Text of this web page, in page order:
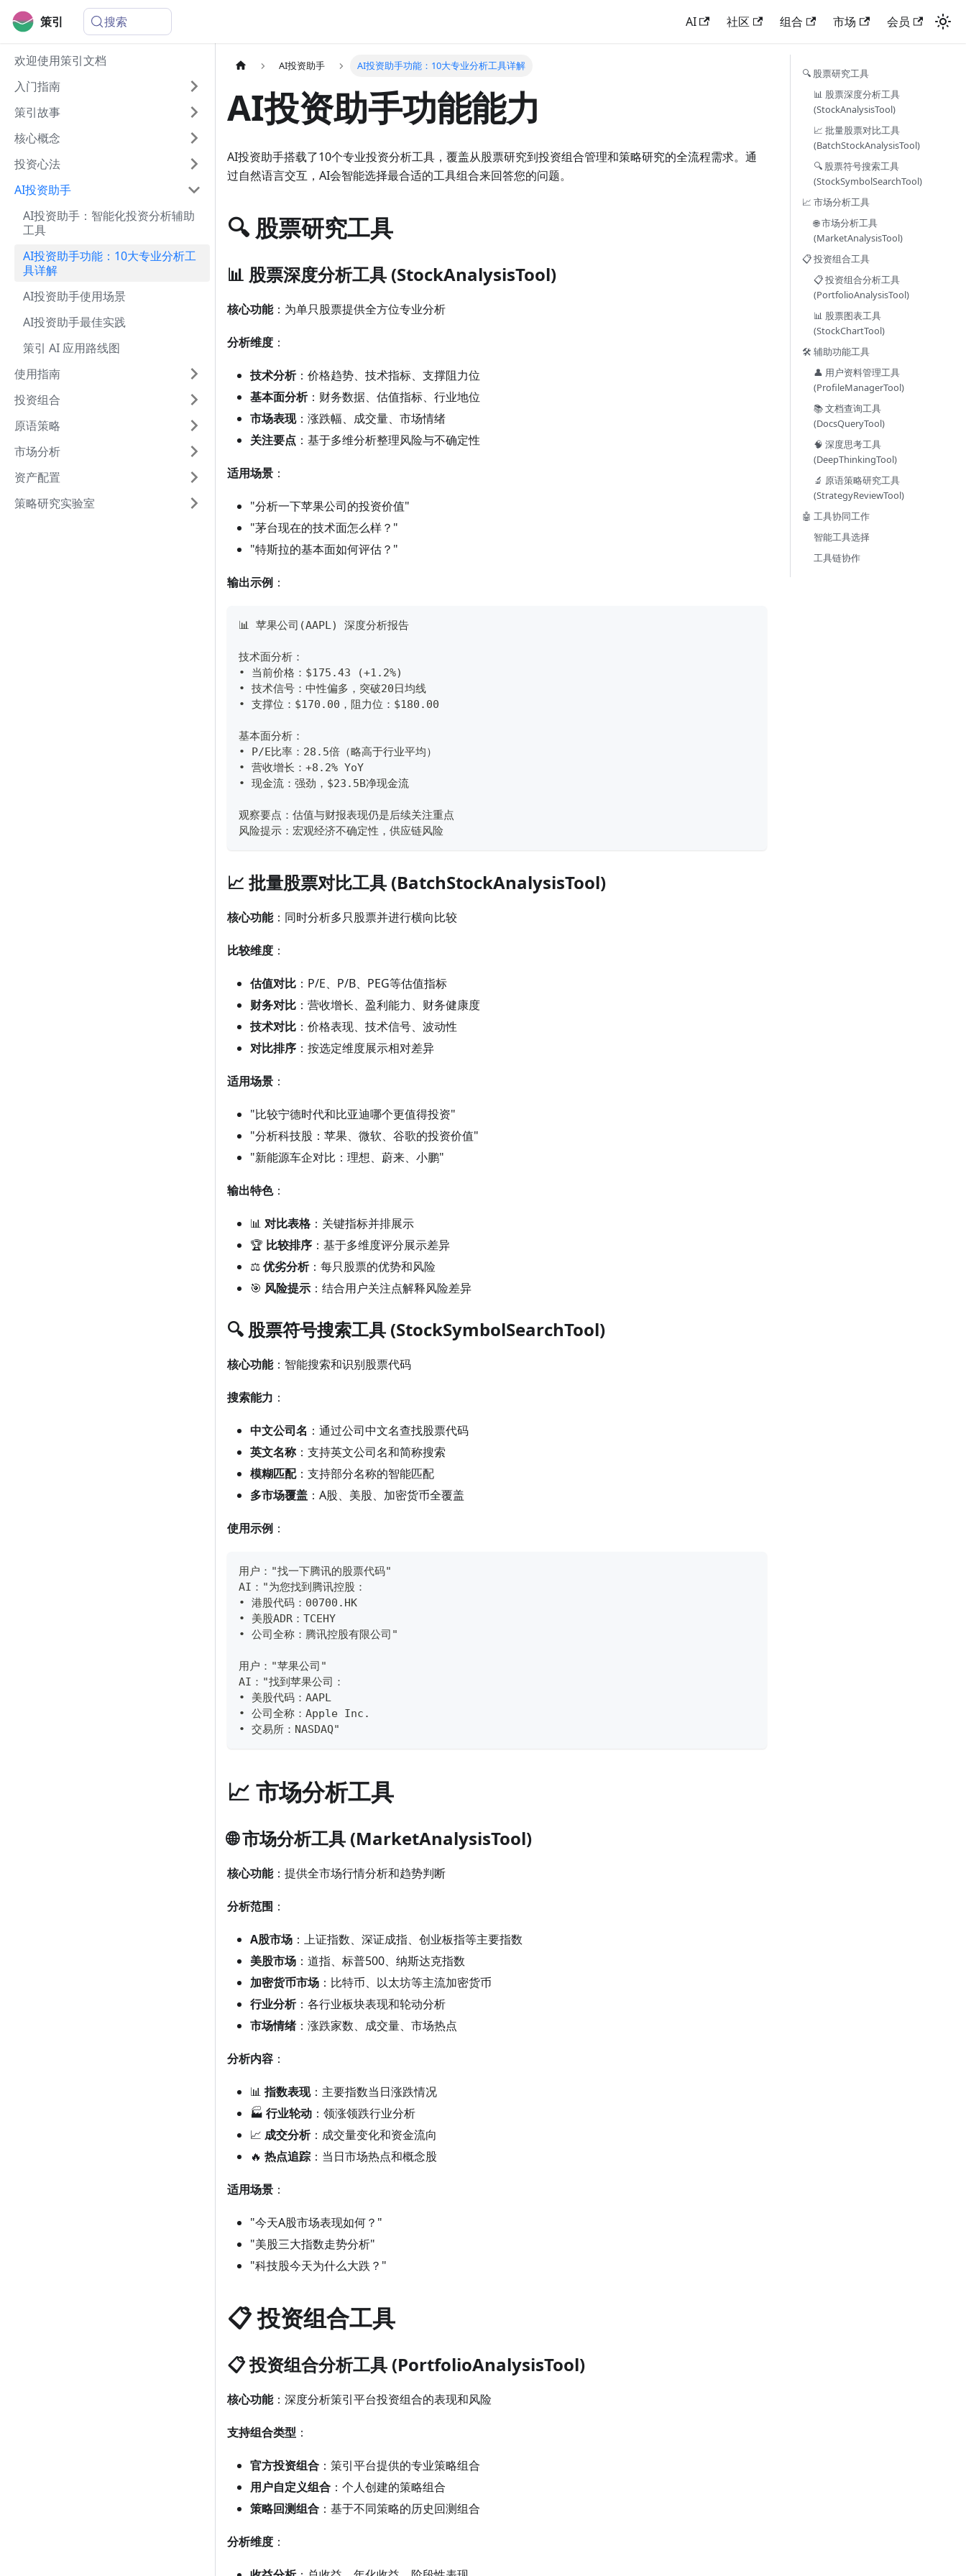
策引 搜索 AI 社区 组合 市场 会员
欢迎使用策引文档
入门指南
策引故事
核心概念
投资心法
AI投资助手
AI投资助手：智能化投资分析辅助
工具
AI投资助手功能：10大专业分析工
具详解
AI投资助手使用场景
AI投资助手最佳实践
策引 AI 应用路线图
使用指南
投资组合
原语策略
市场分析
资产配置
策略研究实验室
AI投资助手 AI投资助手功能：10大专业分析工具详解
AI投资助手功能能力
AI投资助手搭载了10个专业投资分析工具，覆盖从股票研究到投资组合管理和策略研究的全流程需求。通
过自然语言交互，AI会智能选择最合适的工具组合来回答您的问题。
🔍 股票研究工具
📊 股票深度分析工具 (StockAnalysisTool)
核心功能：为单只股票提供全方位专业分析
分析维度 ：
技术分析：价格趋势、技术指标、支撑阻力位
基本面分析：财务数据、估值指标、行业地位
市场表现：涨跌幅、成交量、市场情绪
关注要点 ：基于多维分析整理风险与不确定性
适用场景 ：
"分析一下苹果公司的投资价值"
"茅台现在的技术面怎么样？"
"特斯拉的基本面如何评估？"
输出示例 ：
📊 苹果公司(AAPL) 深度分析报告
技术面分析：
• 当前价格：$175.43 (+1.2%)
• 技术信号：中性偏多，突破20日均线
• 支撑位：$170.00，阻力位：$180.00
基本面分析：
• P/E比率：28.5倍（略高于行业平均）
• 营收增长：+8.2% YoY
• 现金流：强劲，$23.5B净现金流
观察要点：估值与财报表现仍是后续关注重点
风险提示：宏观经济不确定性，供应链风险
📈 批量股票对比工具 (BatchStockAnalysisTool)
核心功能：同时分析多只股票并进行横向比较
比较维度 ：
估值对比 ：P/E、P/B、PEG等估值指标
财务对比 ：营收增长、盈利能力、财务健康度
技术对比 ：价格表现、技术信号、波动性
对比排序 ：按选定维度展示相对差异
适用场景 ：
"比较宁德时代和比亚迪哪个更值得投资"
"分析科技股：苹果、微软、谷歌的投资价值"
"新能源车企对比：理想、蔚来、小鹏"
输出特色：
📊 对比表格：关键指标并排展示
🏆 比较排序 ：基于多维度评分展示差异
⚖️优劣分析：每只股票的优势和风险
🎯 风险提示 ：结合用户关注点解释风险差异
🔍 股票符号搜索工具 (StockSymbolSearchTool)
核心功能：智能搜索和识别股票代码
搜索能力 ：
中文公司名 ：通过公司中文名查找股票代码
英文名称：支持英文公司名和简称搜索
模糊匹配：支持部分名称的智能匹配
多市场覆盖 ：A股、美股、加密货币全覆盖
使用示例 ：
用户："找一下腾讯的股票代码"
AI："为您找到腾讯控股：
• 港股代码：00700.HK
• 美股ADR：TCEHY
• 公司全称：腾讯控股有限公司"
用户："苹果公司"
AI："找到苹果公司：
• 美股代码：AAPL
• 公司全称：Apple Inc.
• 交易所：NASDAQ"
📈 市场分析工具
🌐 市场分析工具 (MarketAnalysisTool)
核心功能：提供全市场行情分析和趋势判断
分析范围 ：
A股市场 ：上证指数、深证成指、创业板指等主要指数
美股市场 ：道指、标普500、纳斯达克指数
加密货币市场 ：比特币、以太坊等主流加密货币
行业分析：各行业板块表现和轮动分析
市场情绪 ：涨跌家数、成交量、市场热点
分析内容 ：
📊 指数表现：主要指数当日涨跌情况
🏭 行业轮动 ：领涨领跌行业分析
📈 成交分析：成交量变化和资金流向
🔥 热点追踪 ：当日市场热点和概念股
适用场景 ：
"今天A股市场表现如何？"
"美股三大指数走势分析"
"科技股今天为什么大跌？"
📋 投资组合工具
📋 投资组合分析工具 (PortfolioAnalysisTool)
核心功能：深度分析策引平台投资组合的表现和风险
支持组合类型 ：
官方投资组合 ：策引平台提供的专业策略组合
用户自定义组合 ：个人创建的策略组合
策略回测组合 ：基于不同策略的历史回测组合
分析维度 ：
🔍 股票研究工具
📊 股票深度分析工具
(StockAnalysisTool)
📈 批量股票对比工具
(BatchStockAnalysisTool)
🔍 股票符号搜索工具
(StockSymbolSearchTool)
📈 市场分析工具
🌐 市场分析工具
(MarketAnalysisTool)
📋 投资组合工具
📋 投资组合分析工具
(PortfolioAnalysisTool)
📊 股票图表工具
(StockChartTool)
🛠️ 辅助功能工具
👤 用户资料管理工具
(ProfileManagerTool)
📚 文档查询工具
(DocsQueryTool)
🧠 深度思考工具
(DeepThinkingTool)
🔬 原语策略研究工具
(StrategyReviewTool)
🤖 工具协同工作
智能工具选择
工具链协作